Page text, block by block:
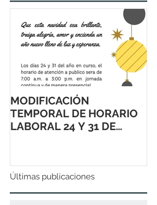
MODIFICACIÓN
TEMPORAL DE HORARIO
LABORAL 24 Y 31 DE
Últimas publicaciones